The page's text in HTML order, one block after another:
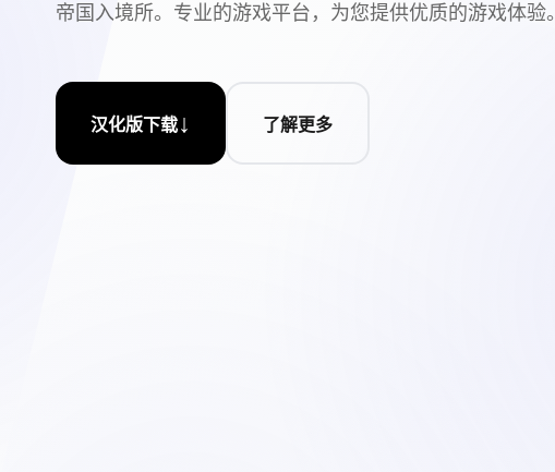
帝国入境所。专业的游戏平台，为您提供优质的游戏体验
汉化版下载↓ 了解更多